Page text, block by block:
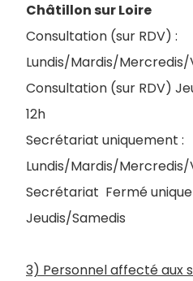
Châtillon sur Loire
Consultation (sur RDV) :
Lundis/Mardis/Mercredis/
Consultation (sur RDV)
12h
Secrétariat uniquement :
Lundis/Mardis/Mercredis/
Secrétariat Fermé
Jeudis/Samedis
3) Personnel affecté aux